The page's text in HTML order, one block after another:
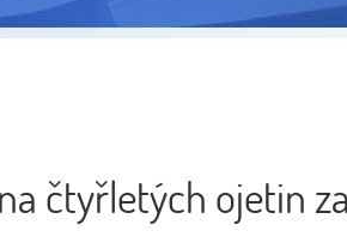
čtyřletých ojetin